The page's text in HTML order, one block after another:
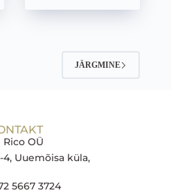
JÄRGMINE
Rico OÜ
Uuemõisa küla,
5667 3724